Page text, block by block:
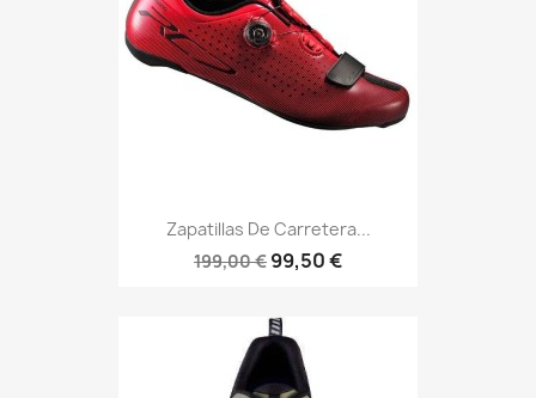
Zapatillas De Carretera...
199,00 € 99,50 €